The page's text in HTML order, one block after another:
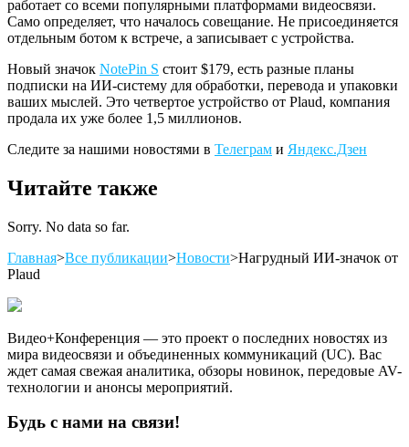
работает со всеми популярными платформами видеосвязи.
Само определяет, что началось совещание. Не присоединяется
отдельным ботом к встрече, а записывает с устройства.
Новый значок NotePin S стоит $179, есть разные планы
подписки на ИИ-систему для обработки, перевода и упаковки
ваших мыслей. Это четвертое устройство от Plaud, компания
продала их уже более 1,5 миллионов.
Следите за нашими новостями в Телеграм и Яндекс.Дзен
Читайте также
Sorry. No data so far.
Главная>Все публикации>Новости>Нагрудный ИИ-значок от
Plaud
Видео+Конференция — это проект о последних новостях из
мира видеосвязи и объединенных коммуникаций (UC). Вас
ждет самая свежая аналитика, обзоры новинок, передовые AV-
технологии и анонсы мероприятий.
Будь с нами на связи!